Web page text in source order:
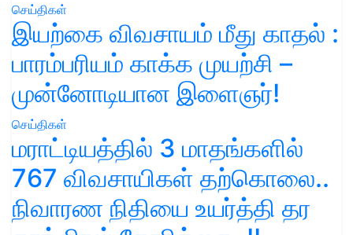
செய்திகள்
இயற்கை விவசாயம் மீது காதல் :
பாரம்பரியம் காக்க முயற்சி –
முன்னோடியான இளைஞர்!
செய்திகள்
மராட்டியத்தில் 3 மாதங்களில்
767 விவசாயிகள் தற்கொலை..
நிவாரண நிதியை உயர்த்தி தர